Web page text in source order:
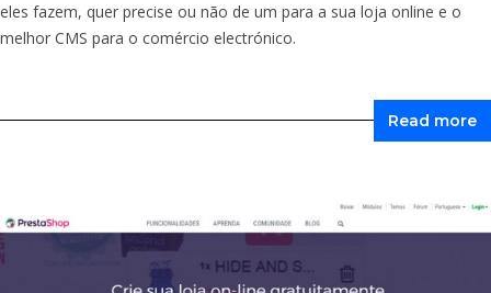
eles fazem, quer precise ou não de um para a sua loja online e o
melhor CMS para o comércio electrónico.
Read more